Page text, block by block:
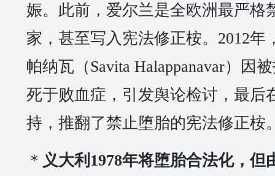
娠。此前，爱尔兰是全欧洲最严格
家，甚至写入宪法修正桉。2012年
帕纳瓦（Savita Halappanavar）因
死于败血症，引发舆论检讨，最后
持，推翻了禁止堕胎的宪法修正桉
＊ 义大利1978年将堕胎合法化，但